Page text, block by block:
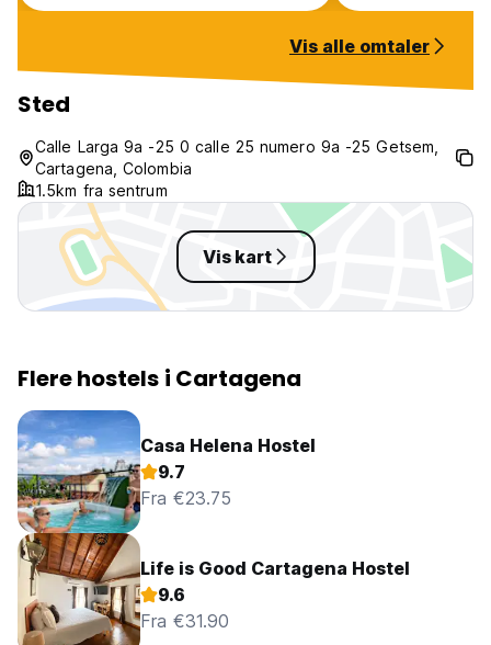
soap in my private bathroom.
Vis alle omtaler
Sted
Calle Larga 9a -25 0 calle 25 numero 9a -25 Getsem,
Cartagena, Colombia
1.5km fra sentrum
Vis kart
Flere hostels i Cartagena
Casa Helena Hostel
9.7
Fra €23.75
Life is Good Cartagena Hostel
9.6
Fra €31.90